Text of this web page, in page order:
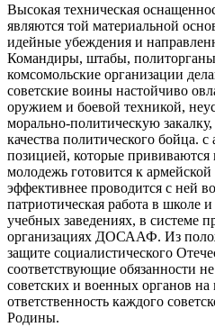
Высокая техническая
являются той материальной
идейные убеждения и
Командиры, штабы,
комсомольские организации
советские воины настойчиво
оружием и боевой техникой,
морально-политическую
качества политического бойца.
позицией, которые
молодежь готовится к
эффективнее проводится с ней
патриотическая работа в школе
учебных заведениях, в системе
организациях ДОСААФ. Из
защите социалистического
соответствующие обязанности
советских и военных органов на
ответственность каждого
Родины.